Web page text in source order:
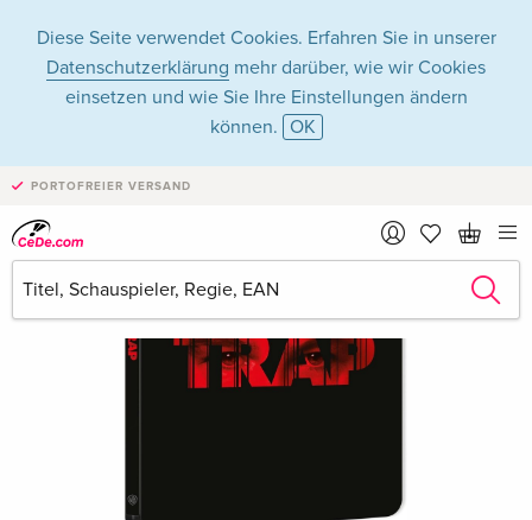
Diese Seite verwendet Cookies. Erfahren Sie in unserer
Datenschutzerklärung mehr darüber, wie wir Cookies
einsetzen und wie Sie Ihre Einstellungen ändern
können. OK
PORTOFREIER VERSAND